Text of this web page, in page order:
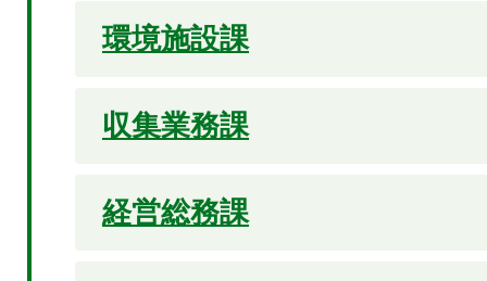
環境施設課
収集業務課
経営総務課